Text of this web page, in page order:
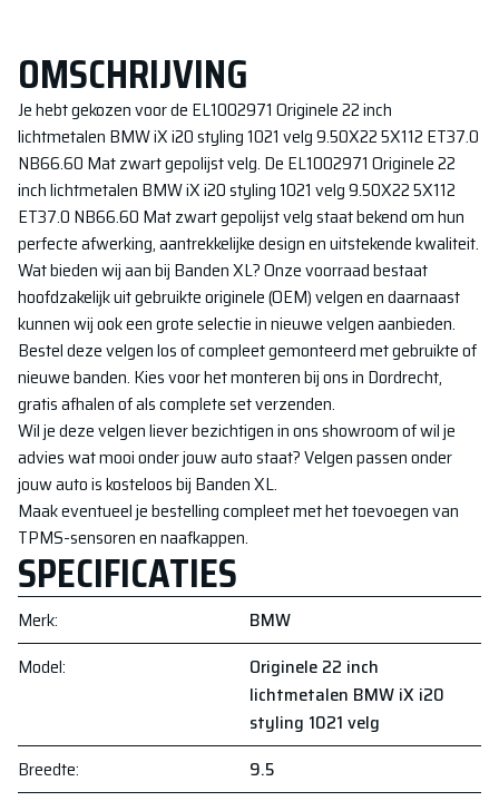
OMSCHRIJVING
Je hebt gekozen voor de EL1002971 Originele 22 inch
lichtmetalen BMW iX i20 styling 1021 velg 9.50X22 5X112 ET37.0
NB66.60 Mat zwart gepolijstvelg. De EL1002971 Originele 22
inch lichtmetalen BMW iX i20 styling 1021 velg 9.50X22 5X112
ET37.0 NB66.60 Mat zwart gepolijstvelg staat bekend om hun
perfecte afwerking, aantrekkelijke design en uitstekende kwaliteit.
Wat bieden wij aan bij Banden XL? Onze voorraad bestaat
hoofdzakelijk uit gebruikte originele (OEM) velgen en daarnaast
kunnen wij ook een grote selectie in nieuwe velgen aanbieden.
Bestel deze velgen los of compleet gemonteerd met gebruikte of
nieuwe banden. Kies voor het monteren bij ons in Dordrecht,
gratis afhalen of als complete set verzenden.
Wil je deze velgen liever bezichtigen in ons showroom of wil je
advies wat mooi onder jouw auto staat? Velgen passen onder
jouw auto is kosteloos bij Banden XL.
Maak eventueel je bestelling compleet met het toevoegen van
TPMS-sensoren en naafkappen.
SPECIFICATIES
Merk:
BMW
Model:
Originele 22 inch
lichtmetalen BMW iX i20
styling 1021 velg
Breedte:
9.5